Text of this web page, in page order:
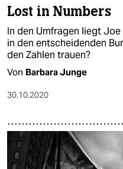
Lost in Numbers
In den Umfragen liegt
in den entscheidenden
den Zahlen trauen?
Von Barbara Junge
30.10.2020